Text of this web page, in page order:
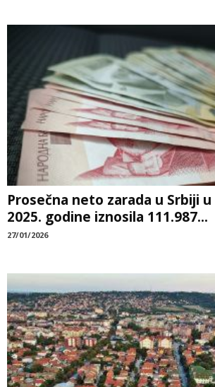
Prosečna neto zarada u Srbiji
2025. godine iznosila 111.987...
27/01/2026